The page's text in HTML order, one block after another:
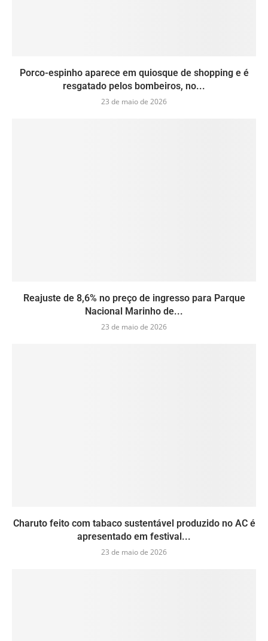
Porco-espinho aparece em quiosque de shopping e é
resgatado pelos bombeiros, no...
23 de maio de 2026
Reajuste de 8,6% no preço de ingresso para Parque
Nacional Marinho de...
23 de maio de 2026
Charuto feito com tabaco sustentável produzido no AC é
apresentado em festival...
23 de maio de 2026